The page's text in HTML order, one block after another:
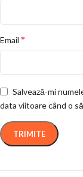
Email *
Salvează-mi
data viitoare când o